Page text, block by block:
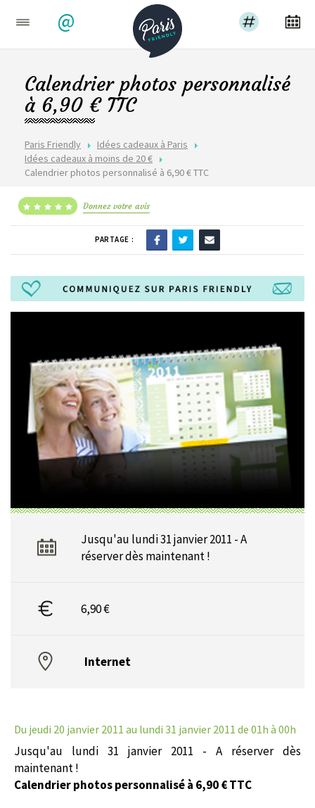
@
Paris Friendly
Idées cadeaux à Paris
Idées cadeaux à moins de 20 €
Calendrier photos personnalisé à 6,90 € TTC
Calendrier photos personnalisé
à 6,90 € TTC
Donnez votre avis
PARTAGE :
Jusqu'au lundi 31 janvier 2011 - A
réserver dès maintenant !
6,90 €
Internet
Du jeudi 20 janvier 2011 au lundi 31 janvier 2011 de 01h à 00h
Jusqu'au lundi 31 janvier 2011 - A réserver dès
maintenant !
Calendrier photos personnalisé à 6,90 € TTC